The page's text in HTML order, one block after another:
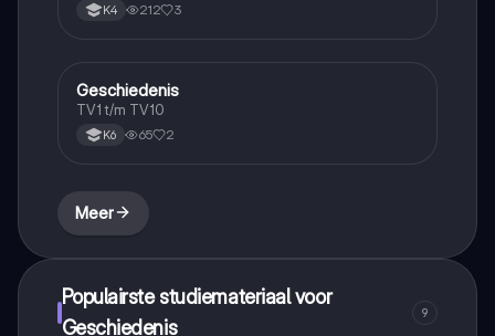
K4 212 3
Geschiedenis
Geschiedenis
TV1 t/m TV10
K6 65 2
Meer
Populairste studiemateriaal voor
Geschiedenis
9